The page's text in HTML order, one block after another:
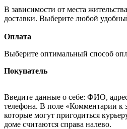
В зависимости от места
доставки. Выберите любой
Оплата
Выберите оптимальный способ
Покупатель
Введите данные о себе: ФИО,
телефона. В поле «Комментарии к
которые могут пригодиться
доме считаются справа налево.